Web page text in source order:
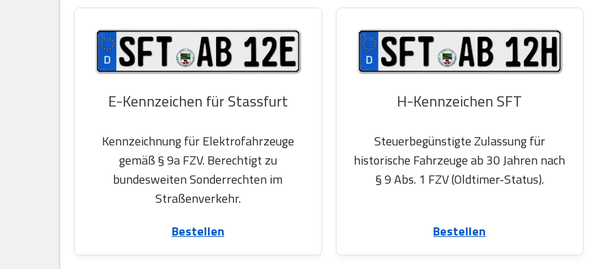
E-Kennzeichen für Stassfurt
Kennzeichnung für Elektrofahrzeuge
gemäß § 9a FZV. Berechtigt zu
bundesweiten Sonderrechten im
Straßenverkehr.
Bestellen
H-Kennzeichen SFT
Steuerbegünstigte Zulassung für
historische Fahrzeuge ab 30 Jahren nach
§ 9 Abs. 1 FZV (Oldtimer-Status).
Bestellen